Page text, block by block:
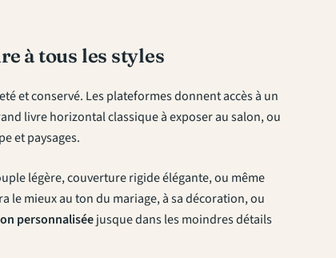
à tous les styles
et conservé. Les plateformes donnent accès à un
livre horizontal classique à exposer au salon, ou
et paysages.
légère, couverture rigide élégante, ou même
le mieux au ton du mariage, à sa décoration, ou
personnaliséejusque dans les moindres détails